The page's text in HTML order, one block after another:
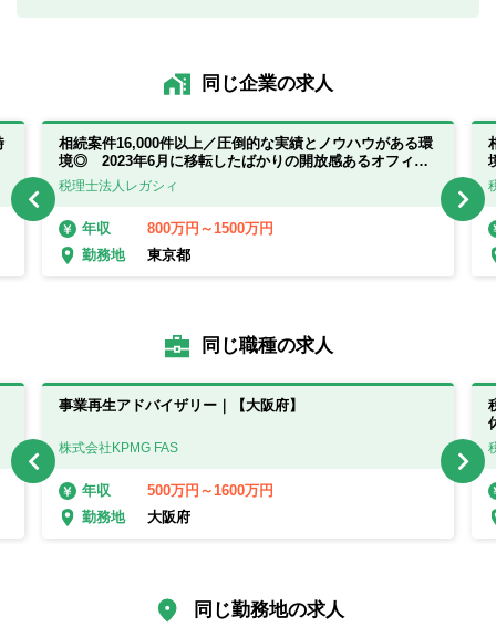
同じ企業の求人
相続案件16,000件以上／圧倒的な実績とノウハウがある環
境◎ 2023年6月に移転したばかりの開放感あるオフィス
◎
税理士法人レガシィ
年収
800万円～1500万円
勤務地
東京都
同じ職種の求人
事業再生アドバイザリー｜【大阪府】
株式会社KPMG FAS
年収
500万円～1600万円
勤務地
大阪府
同じ勤務地の求人